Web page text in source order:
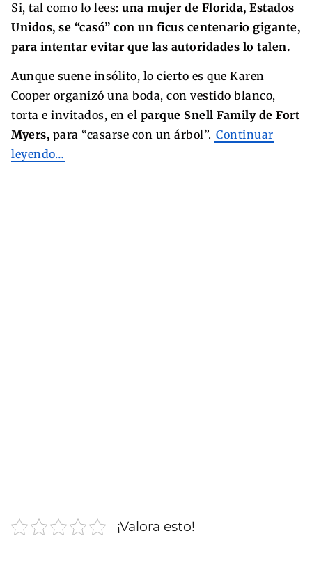
Si, tal como lo lees: una mujer de Florida, Estados
Unidos, se “casó” con un ficus centenario gigante,
para intentar evitar que las autoridades lo talen.
Aunque suene insólito, lo cierto es que Karen
Cooper organizó una boda, con vestido blanco,
torta e invitados, en el parque Snell Family de Fort
Myers, para “casarse con un árbol”. Continuar
leyendo…
¡Valora esto!